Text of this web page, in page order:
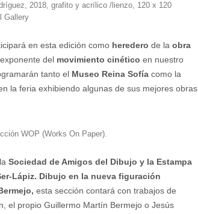
2018, grafito y acrílico /lienzo, 120 x 120
Gallery
en esta edición como heredero de la obra
del movimiento cinético en nuestro
tanto el Museo Reina Sofía como la
la feria exhibiendo algunas de sus mejores obras
WOP (Works On Paper).
Sociedad de Amigos del Dibujo y la Estampa
Lápiz. Dibujo en la nueva figuración
esta sección contará con trabajos de
el propio Guillermo Martín Bermejo o Jesús